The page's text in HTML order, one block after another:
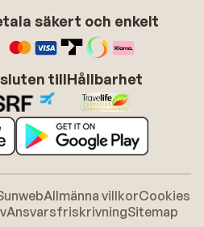
säkert och enkelt
tillHållbarhet
Allmänna villkorCookies
AnsvarsfriskrivningSitemap